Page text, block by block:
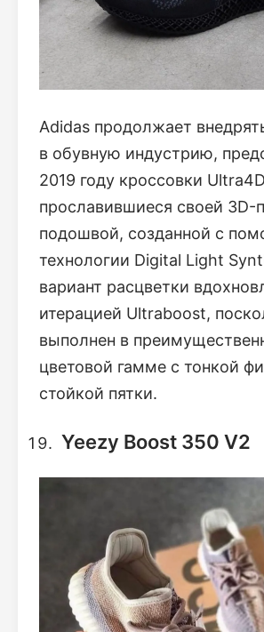
Adidas продолжает
в обувную индустрию,
2019 году кроссовки
прославившиеся своей 3D-
подошвой, созданной с
технологии Digital Light
вариант расцветки
итерацией Ultraboost,
выполнен в
цветовой гамме с тонкой
стойкой пятки.
Yeezy Boost 350 V2